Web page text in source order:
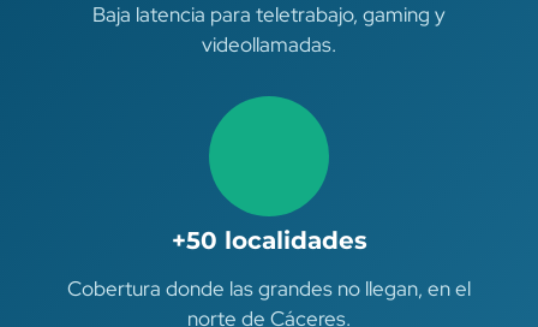
Baja latencia para teletrabajo, gaming y
videollamadas.
+50 localidades
Cobertura donde las grandes no llegan, en el
norte de Cáceres.